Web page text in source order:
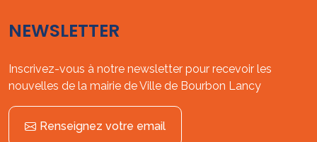
NEWSLETTER
Inscrivez-vous à notre newsletter pour recevoir les
nouvelles de la mairie de Ville de Bourbon Lancy
Renseignez votre email